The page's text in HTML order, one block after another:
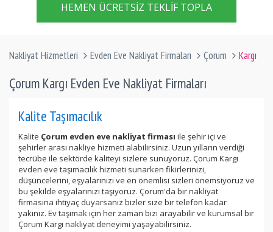
HEMEN ÜCRETSIZ TEKLIF TOPLA
Nakliyat Hizmetleri Evden Eve Nakliyat Firmaları Çorum Kargı
Çorum Kargı Evden Eve Nakliyat Firmaları
Kalite Taşımacılık
Kalite Çorum evden eve nakliyat firması ile şehir içi ve
şehirler arası nakliye hizmeti alabilirsiniz. Uzun yılların verdiği
tecrübe ile sektörde kaliteyi sizlere sunuyoruz. Çorum Kargı
evden eve taşımacılık hizmeti sunarken fikirlerinizi,
düşüncelerini, eşyalarınızı ve en önemlisi sizleri önemsiyoruz ve
bu şekilde eşyalarınızı taşıyoruz. Çorum'da bir nakliyat
firmasına ihtiyaç duyarsanız bizler size bir telefon kadar
yakınız. Ev taşımak için her zaman bizi arayabilir ve kurumsal bir
Çorum Kargı nakliyat deneyimi yaşayabilirsiniz.